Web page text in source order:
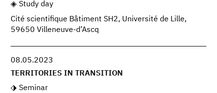
Study day
Cité scientifique Bâtiment SH2, Université de Lille,
59650 Villeneuve-d’Ascq
08.05.2023
TERRITORIES IN TRANSITION
Seminar